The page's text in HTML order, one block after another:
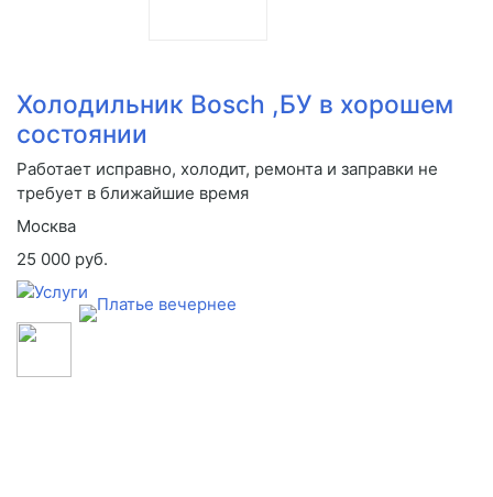
Холодильник Bosch ,БУ в хорошем
состоянии
Работает исправно, холодит, ремонта и заправки не
требует в ближайшие время
Москва
25 000 руб.